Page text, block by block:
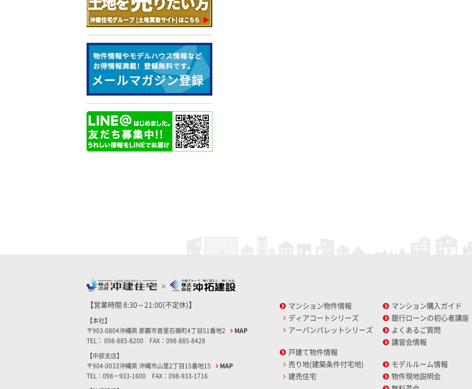
マンション物件情報
ディアコートシリーズ
アーバンパレットシリーズ
戸建て物件情報
売り地(建築条件付宅地)
建売住宅
マンション購入ガイド
銀行ローンの初心者講座
よくあるご質問
講習会情報
モデルルーム情報
物件現地説明会
【営業時間 8:30～21:00(不定休)】
【本社】
〒903-0804沖縄県 那覇市首里石嶺町4丁目51番地2
MAP
TEL： 098-885-8200 FAX：098-885-8428
【中部支店】
〒904-0033沖縄県 沖縄市山里2丁目15番地15
MAP
TEL：098－933-1600 FAX：098-933-1716